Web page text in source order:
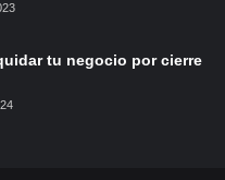
tu negocio por cierre